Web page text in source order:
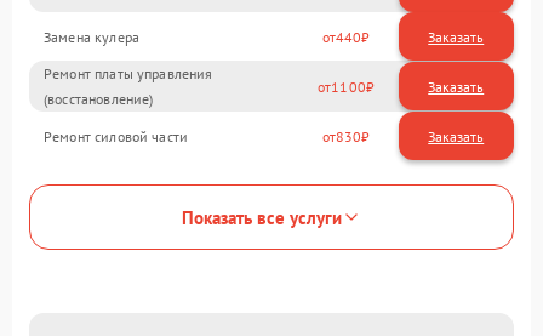
Замена кулера 440
Ремонт платы управления
(восстановление)
1100
Ремонт силовой части 830
Показать все услуги